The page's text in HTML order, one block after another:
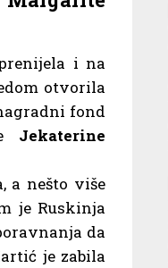
i na
otvorila
fond
Jekaterine
a nešto više
je Ruskinja
da
je zabila